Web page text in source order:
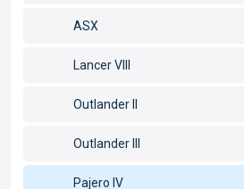
ASX
Lancer VIII
Outlander II
Outlander III
Pajero IV